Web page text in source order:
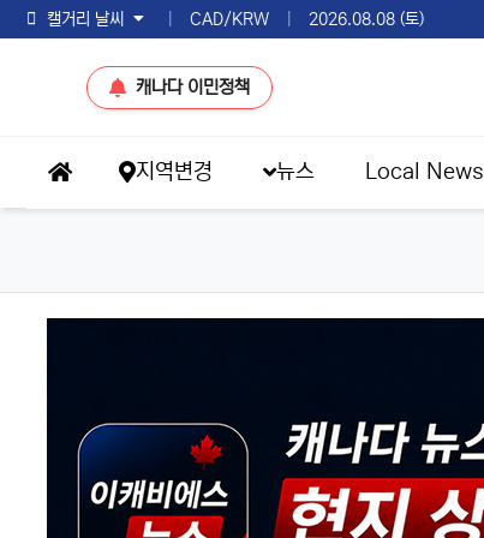
토론토 날씨 CAD/KRW 2026.08.08 (토)
캐나다 이민정책
지역변경 뉴스 Local News
홈으로
eKBS News